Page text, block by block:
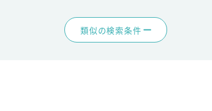
類似の検索条件